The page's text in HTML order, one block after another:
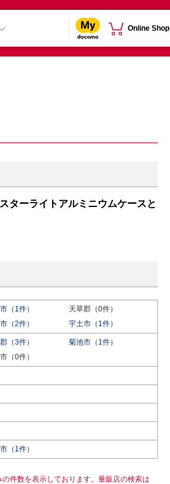
Online Shop
ターライトアルミニウムケースと
（1件）
天草郡（0件）
（2件） 宇土市（1件）
（3件）
菊池市（1件）
（0件）
（1件）
件数を表示しております。量販店の検索は